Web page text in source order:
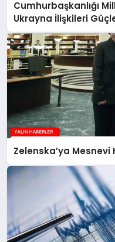
Cumhurbaşkanlığı
Ukrayna İlişkileri
Zelenska’ya Mesnevi